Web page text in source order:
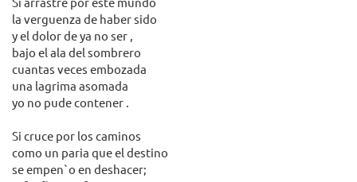
la verguenza de haber sido
y el dolor de ya no ser ,
bajo el ala del sombrero
cuantas veces embozada
una lagrima asomada
yo no pude contener .
Si cruce por los caminos
como un paria que el destino
se empen`o en deshacer;